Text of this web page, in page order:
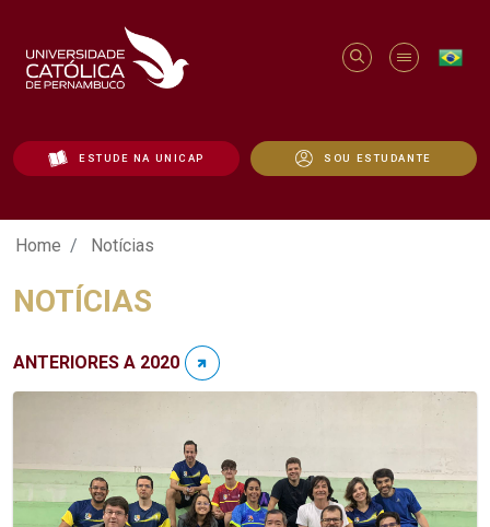
ESTUDE NA UNICAP SOU ESTUDANTE
Notícias - Unicap
Home Notícias
NOTÍCIAS
ANTERIORES A 2020